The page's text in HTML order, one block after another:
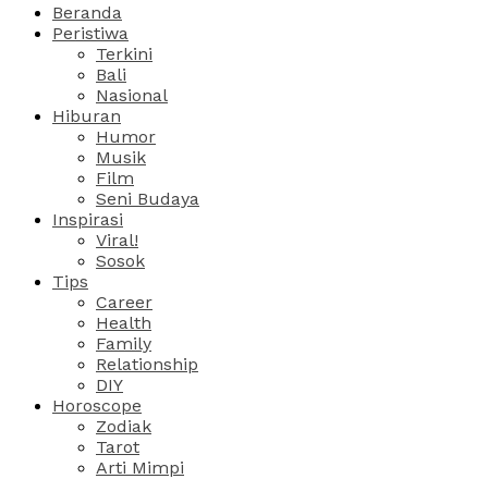
Beranda
Peristiwa
Terkini
Bali
Nasional
Hiburan
Humor
Musik
Film
Seni Budaya
Inspirasi
Viral!
Sosok
Tips
Career
Health
Family
Relationship
DIY
Horoscope
Zodiak
Tarot
Arti Mimpi